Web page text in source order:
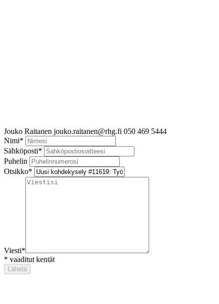
Jouko Raitanen jouko.raitanen@rhg.fi 050 469 5444
Nimi*
Sähköposti*
Puhelin
Otsikko*
Viesti*
* vaaditut kentät